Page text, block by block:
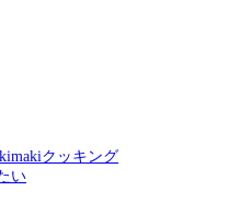
クッキング
い